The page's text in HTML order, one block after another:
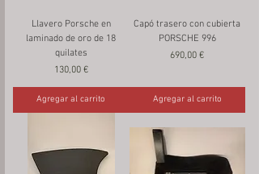
Llavero Porsche en
laminado de oro de 18
quilates
Precio
130,00 €
Agregar al carrito
Capó trasero con cubierta
PORSCHE 996
Precio
690,00 €
Agregar al carrito